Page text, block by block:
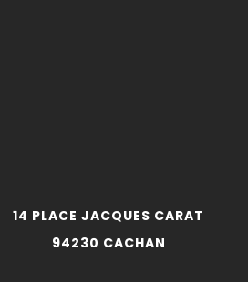
14 PLACE JACQUES CARAT
94230 CACHAN